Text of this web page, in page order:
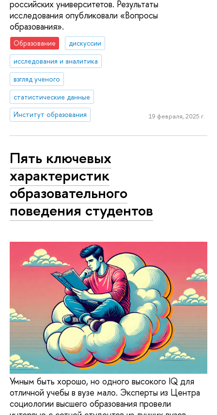
российских университетов. Результаты
исследования опубликовали «Вопросы
образования».
Образование
дискуссии
исследования и аналитика
взгляд ученого
статистические данные
Институт образования
19 февраля, 2025 г.
Пять ключевых
характеристик
образовательного
поведения студентов
Умным быть хорошо, но одного высокого IQ для
отличной учебы в вузе мало. Эксперты из Центра
социологии высшего образования провели